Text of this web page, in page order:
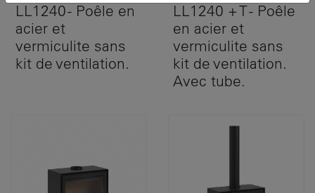
LL1240 - Poêle en
acier et
vermiculite sans
kit de ventilation.
LL1240 + T - Poêle
en acier et
vermiculite sans
kit de ventilation.
Avec tube.